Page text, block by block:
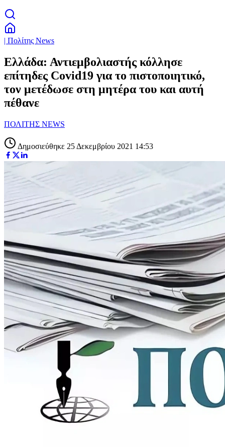
| Πολίτης News
Ελλάδα: Αντιεμβολιαστής κόλλησε
επίτηδες Covid19 για το πιστοποιητικό,
τον μετέδωσε στη μητέρα του και αυτή
πέθανε
ΠΟΛΙΤΗΣ NEWS
Δημοσιεύθηκε 25 Δεκεμβρίου 2021 14:53